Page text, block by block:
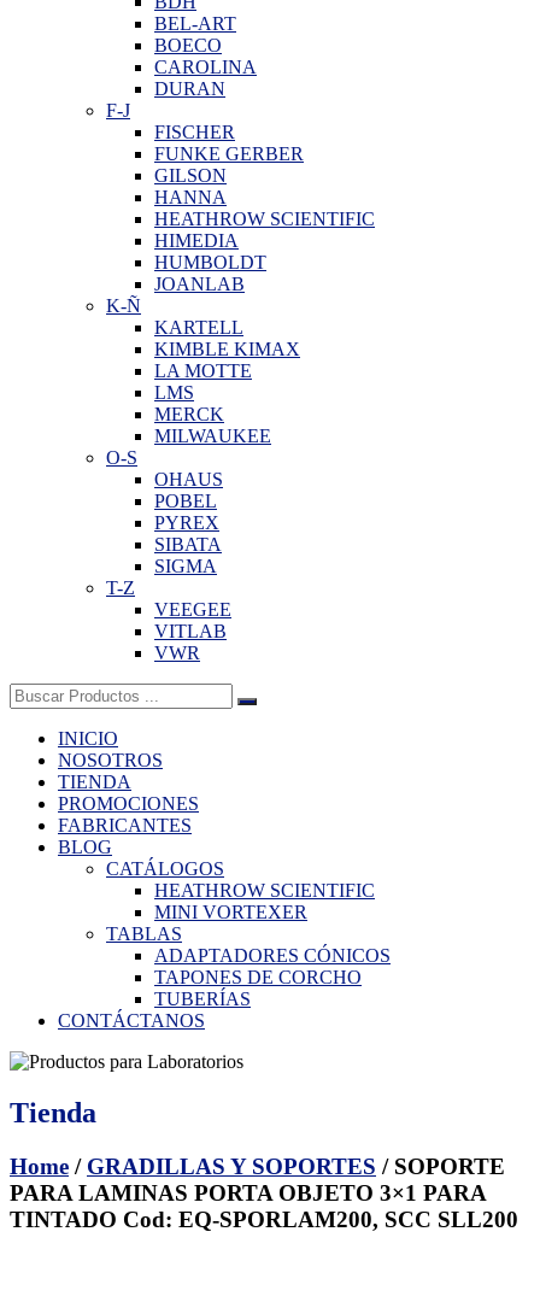
BEL-ART
BOECO
CAROLINA
DURAN
F-J
FISCHER
FUNKE GERBER
GILSON
HANNA
HEATHROW SCIENTIFIC
HIMEDIA
HUMBOLDT
JOANLAB
K-Ñ
KARTELL
KIMBLE KIMAX
LA MOTTE
LMS
MERCK
MILWAUKEE
O-S
OHAUS
POBEL
PYREX
SIBATA
SIGMA
T-Z
VEEGEE
VITLAB
VWR
Buscar:
INICIO
NOSOTROS
TIENDA
PROMOCIONES
FABRICANTES
BLOG
CATÁLOGOS
HEATHROW SCIENTIFIC
MINI VORTEXER
TABLAS
ADAPTADORES CÓNICOS
TAPONES DE CORCHO
TUBERÍAS
CONTÁCTANOS
Tienda
Home / GRADILLAS Y SOPORTES / SOPORTE
PARA LAMINAS PORTA OBJETO 3×1 PARA
TINTADO Cod: EQ-SPORLAM200, SCC SLL200